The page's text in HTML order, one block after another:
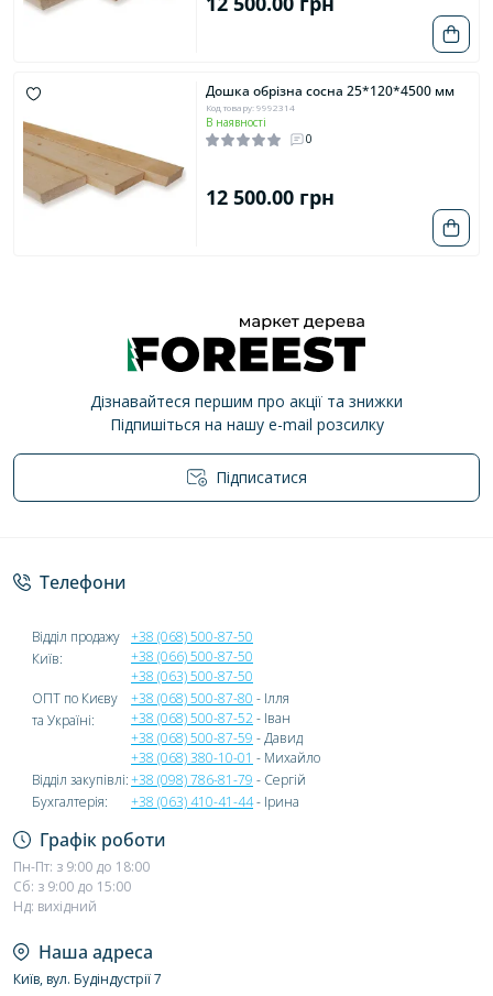
Дошка обрізна сосна 25*120*4500 мм
Код товару: 9992314
В наявності
0
12 500.00 грн
Дізнавайтеся першим про акції та знижки
Підпишіться на нашу e-mail розсилку
Підписатися
Телефони
Відділ продажу
Київ:
+38 (068) 500-87-50
+38 (066) 500-87-50
+38 (063) 500-87-50
ОПТ по Києву
та Україні:
+38 (068) 500-87-80 - Ілля
+38 (068) 500-87-52- Іван
+38 (068) 500-87-59 - Давид
+38 (068) 380-10-01 - Михайло
Відділ закупівлі:+38 (098) 786-81-79 - Сергій
Бухгалтерія:
+38 (063) 410-41-44- Ірина
Графік роботи
Пн-Пт: з 9:00 до 18:00
Сб: з 9:00 до 15:00
Нд: вихідний
Наша адреса
Київ, вул. Будіндустрії 7